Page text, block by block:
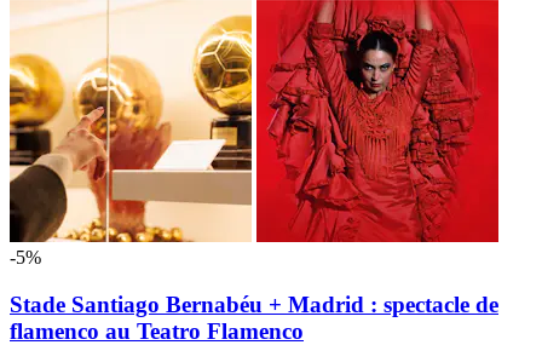
-5%
Stade Santiago Bernabéu + Madrid : spectacle de
flamenco au Teatro Flamenco